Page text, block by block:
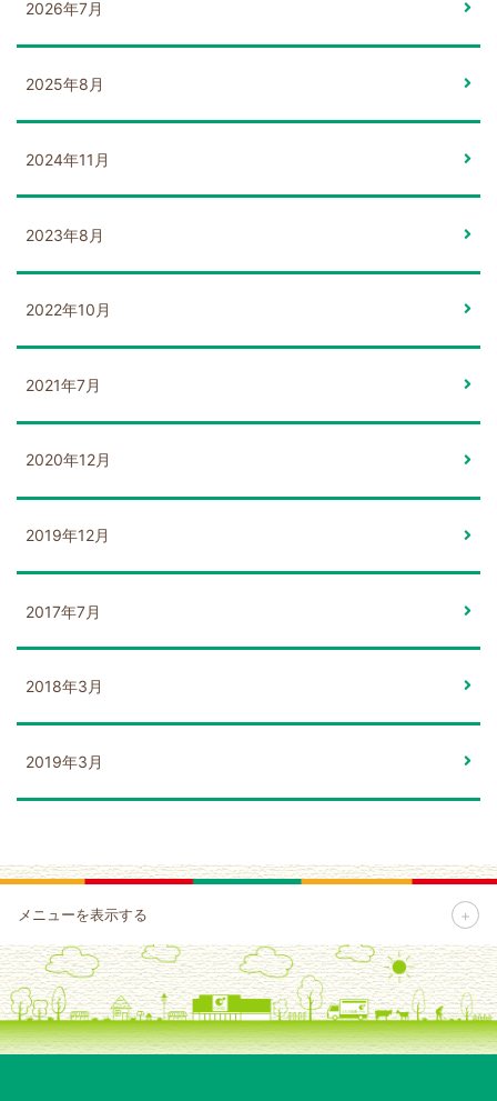
2026年7月
2025年8月
2024年11月
2023年8月
2022年10月
2021年7月
2020年12月
2019年12月
2017年7月
2018年3月
2019年3月
メニューを表示する +